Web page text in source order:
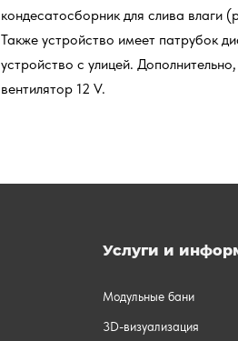
кондесатосборник для слива влаги
Также устройство имеет патрубок
устройство с улицей.
вентилятор 12 V.
Услуги и
Модульные бани
3D-визуализация